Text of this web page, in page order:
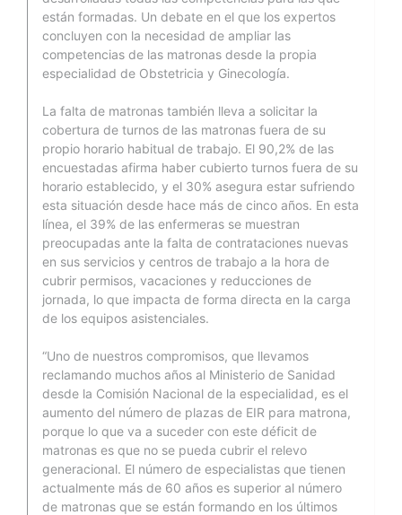
están formadas. Un debate en el que los expertos
concluyen con la necesidad de ampliar las
competencias de las matronas desde la propia
especialidad de Obstetricia y Ginecología.
La falta de matronas también lleva a solicitar la
cobertura de turnos de las matronas fuera de su
propio horario habitual de trabajo. El 90,2% de las
encuestadas afirma haber cubierto turnos fuera de su
horario establecido, y el 30% asegura estar sufriendo
esta situación desde hace más de cinco años. En esta
línea, el 39% de las enfermeras se muestran
preocupadas ante la falta de contrataciones nuevas
en sus servicios y centros de trabajo a la hora de
cubrir permisos, vacaciones y reducciones de
jornada, lo que impacta de forma directa en la carga
de los equipos asistenciales.
“Uno de nuestros compromisos, que llevamos
reclamando muchos años al Ministerio de Sanidad
desde la Comisión Nacional de la especialidad, es el
aumento del número de plazas de EIR para matrona,
porque lo que va a suceder con este déficit de
matronas es que no se pueda cubrir el relevo
generacional. El número de especialistas que tienen
actualmente más de 60 años es superior al número
de matronas que se están formando en los últimos